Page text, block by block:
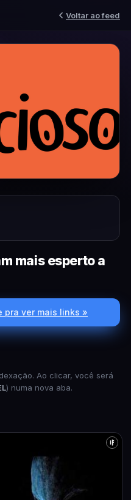
Voltar ao feed
mais esperto a
pra ver mais links »
Ao clicar, você será
) numa nova aba.